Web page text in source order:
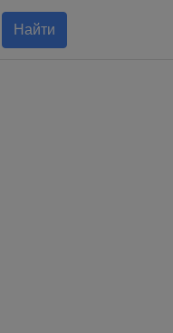
Найти